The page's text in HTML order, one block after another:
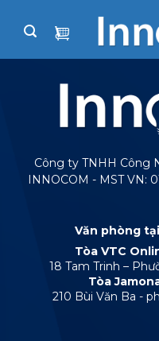
Công ty TNHH Công
INNOCOM - MST VN:
Văn phòng
Tòa VTC
18 Tam Trinh –
Tòa
210 Bùi Văn Ba -